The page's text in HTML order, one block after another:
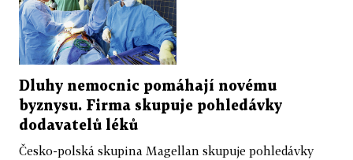
Dluhy nemocnic pomáhají novému
byznysu. Firma skupuje pohledávky
dodavatelů léků
Česko-polská skupina Magellan skupuje pohledávky